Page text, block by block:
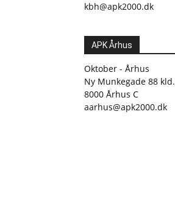
kbh@apk2000.dk
APK Århus
Oktober - Århus
Ny Munkegade 88 kld.
8000 Århus C
aarhus@apk2000.dk